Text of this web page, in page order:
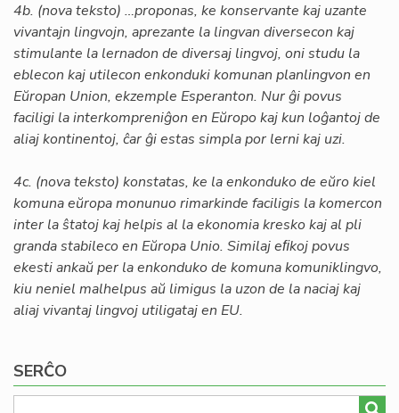
4b. (nova teksto) …proponas, ke konservante kaj uzante
vivantajn lingvojn, aprezante la lingvan diversecon kaj
stimulante la lernadon de diversaj lingvoj, oni studu la
eblecon kaj utilecon enkonduki komunan planlingvon en
Eŭropan Union, ekzemple Esperanton. Nur ĝi povus
faciligi la interkompreniĝon en Eŭropo kaj kun loĝantoj de
aliaj kontinentoj, ĉar ĝi estas simpla por lerni kaj uzi.
4c. (nova teksto) konstatas, ke la enkonduko de eŭro kiel
komuna eŭropa monunuo rimarkinde faciligis la komercon
inter la ŝtatoj kaj helpis al la ekonomia kresko kaj al pli
granda stabileco en Eŭropa Unio. Similaj eﬁkoj povus
ekesti ankaŭ per la enkonduko de komuna komuniklingvo,
kiu neniel malhelpus aŭ limigus la uzon de la naciaj kaj
aliaj vivantaj lingvoj utiligataj en EU.
SERĈO